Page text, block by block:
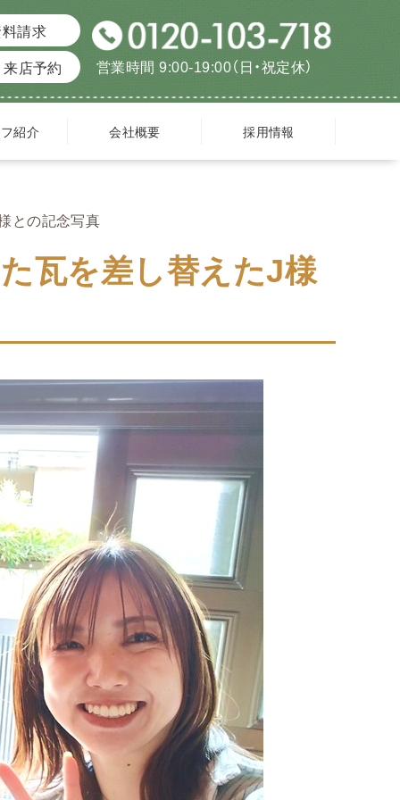
請求
来店予約
営業時間 9:00-19:00（日・祝定休）
紹介 会社概要 採用情報
との記念写真
瓦を差し替えたJ様